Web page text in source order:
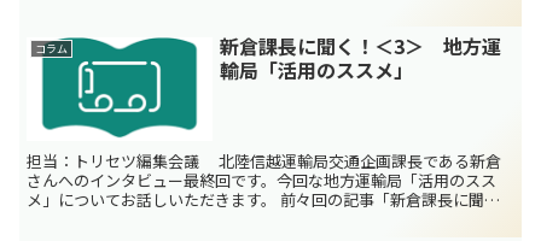
コラム
新倉課長に聞く！＜3＞ 地方運
輸局「活用のススメ」
担当：トリセツ編集会議 北陸信越運輸局交通企画課長である新倉
さんへのインタビュー最終回です。今回な地方運輸局「活用のスス
メ」についてお話しいただきます。 前々回の記事「新倉課長に聞